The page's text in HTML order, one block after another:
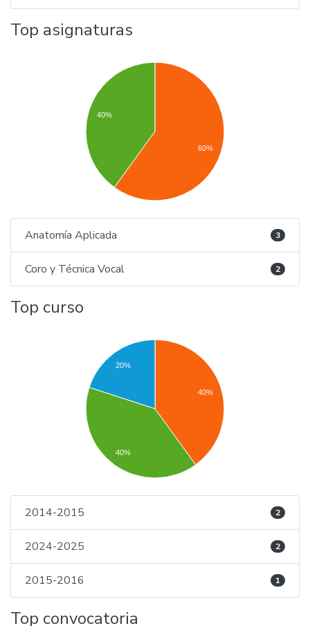
Top asignaturas
40%
60%
Anatomía Aplicada 3
Coro y Técnica Vocal 2
Top curso
40%
20%
40%
2014-2015 2
2024-2025 2
2015-2016 1
Top convocatoria